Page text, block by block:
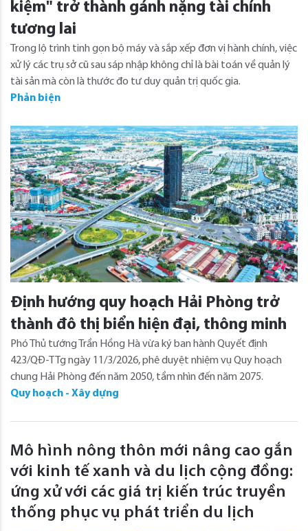
kiệm" trở thành gánh nặng tài chính
tương lai
Trong lộ trình tinh gọn bộ máy và sắp xếp đơn vị hành chính, việc
xử lý các trụ sở cũ sau sáp nhập không chỉ là bài toán về quản lý
tài sản mà còn là thước đo tư duy quản trị quốc gia.
Phản biện
Định hướng quy hoạch Hải Phòng trở
thành đô thị biển hiện đại, thông minh
Phó Thủ tướng Trần Hồng Hà vừa ký ban hành Quyết định
423/QĐ-TTg ngày 11/3/2026, phê duyệt nhiệm vụ Quy hoạch
chung Hải Phòng đến năm 2050, tầm nhìn đến năm 2075.
Quy hoạch - Xây dựng
Mô hình nông thôn mới nâng cao gắn
với kinh tế xanh và du lịch cộng đồng:
ứng xử với các giá trị kiến trúc truyền
thống phục vụ phát triển du lịch